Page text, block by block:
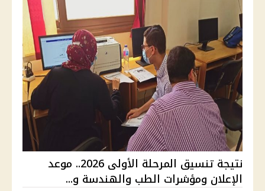
نتيجة تنسيق المرحلة الأولى 2026.. موعد
الإعلان ومؤشرات الطب والهندسة و...